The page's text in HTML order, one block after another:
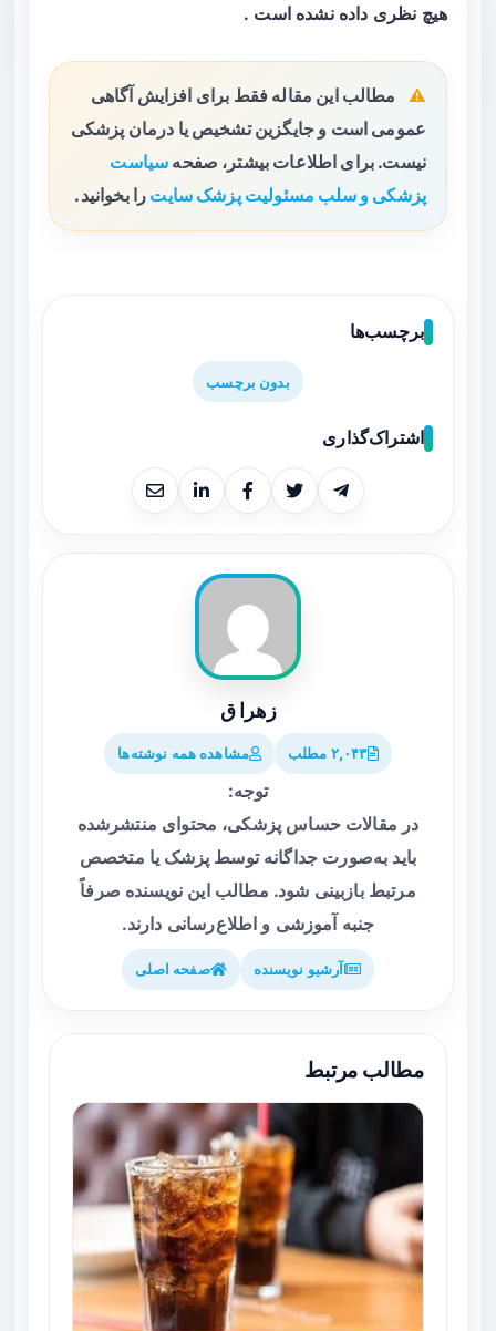
هیچ نظری داده نشده است .
مطالب این مقاله فقط برای افزایش آگاهی
عمومی است و جایگزین تشخیص یا درمان پزشکی
نیست. برای اطلاعات بیشتر، صفحه سیاست
پزشکی و سلب مسئولیت پزشک سایت را بخوانید.
برچسب‌ها
بدون برچسب
اشتراک‌گذاری
زهرا ق
۲,۰۴۳ مطلب مشاهده همه نوشته‌ها
توجه:
در مقالات حساس پزشکی، محتوای منتشرشده
باید به‌صورت جداگانه توسط پزشک یا متخصص
مرتبط بازبینی شود. مطالب این نویسنده صرفاً
جنبه آموزشی و اطلاع‌رسانی دارند.
آرشیو نویسنده صفحه اصلی
مطالب مرتبط